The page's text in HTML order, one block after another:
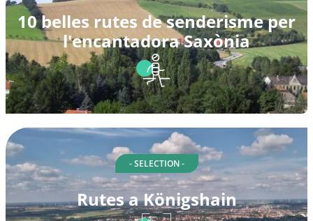
10 belles rutes de senderisme per
l'encantadora Saxònia
- SELECTION -
Rutes a Königshain